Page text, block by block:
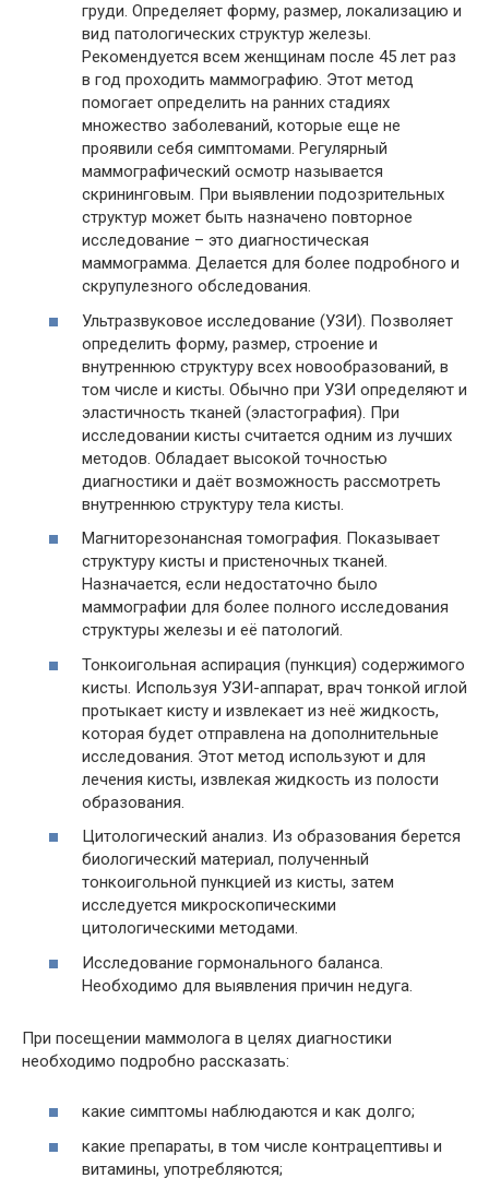
груди. Определяет форму, размер, локализацию и
вид патологических структур железы.
Рекомендуется всем женщинам после 45 лет раз
в год проходить маммографию. Этот метод
помогает определить на ранних стадиях
множество заболеваний, которые еще не
проявили себя симптомами. Регулярный
маммографический осмотр называется
скрининговым. При выявлении подозрительных
структур может быть назначено повторное
исследование – это диагностическая
маммограмма. Делается для более подробного и
скрупулезного обследования.
Ультразвуковое исследование (УЗИ). Позволяет
определить форму, размер, строение и
внутреннюю структуру всех новообразований, в
том числе и кисты. Обычно при УЗИ определяют и
эластичность тканей (эластография). При
исследовании кисты считается одним из лучших
методов. Обладает высокой точностью
диагностики и даёт возможность рассмотреть
внутреннюю структуру тела кисты.
Магниторезонансная томография. Показывает
структуру кисты и пристеночных тканей.
Назначается, если недостаточно было
маммографии для более полного исследования
структуры железы и её патологий.
Тонкоигольная аспирация (пункция) содержимого
кисты. Используя УЗИ-аппарат, врач тонкой иглой
протыкает кисту и извлекает из неё жидкость,
которая будет отправлена на дополнительные
исследования. Этот метод используют и для
лечения кисты, извлекая жидкость из полости
образования.
Цитологический анализ. Из образования берется
биологический материал, полученный
тонкоигольной пункцией из кисты, затем
исследуется микроскопическими
цитологическими методами.
Исследование гормонального баланса.
Необходимо для выявления причин недуга.
При посещении маммолога в целях диагностики
необходимо подробно рассказать:
какие симптомы наблюдаются и как долго;
какие препараты, в том числе контрацептивы и
витамины, употребляются;